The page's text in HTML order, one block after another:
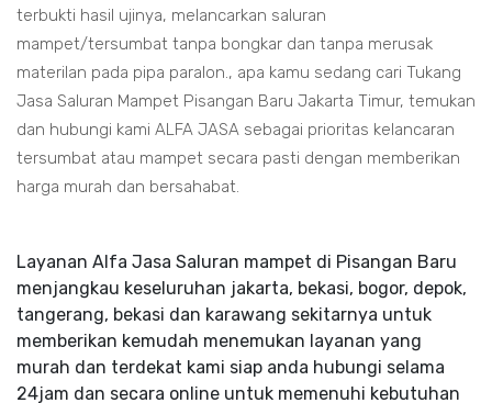
terbukti hasil ujinya, melancarkan saluran
mampet/tersumbat tanpa bongkar dan tanpa merusak
materilan pada pipa paralon., apa kamu sedang cari Tukang
Jasa Saluran Mampet Pisangan Baru Jakarta Timur, temukan
dan hubungi kami ALFA JASA sebagai prioritas kelancaran
tersumbat atau mampet secara pasti dengan memberikan
harga murah dan bersahabat.
Layanan Alfa Jasa Saluran mampet di Pisangan Baru
menjangkau keseluruhan jakarta, bekasi, bogor, depok,
tangerang, bekasi dan karawang sekitarnya untuk
memberikan kemudah menemukan layanan yang
murah dan terdekat kami siap anda hubungi selama
24jam dan secara online untuk memenuhi kebutuhan